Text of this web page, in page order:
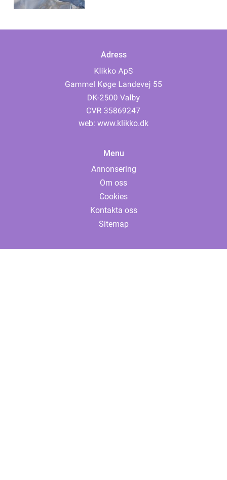
Adress
web: www.klikko.dk
Menu
Annonsering
Om oss
Cookies
Kontakta oss
Sitemap